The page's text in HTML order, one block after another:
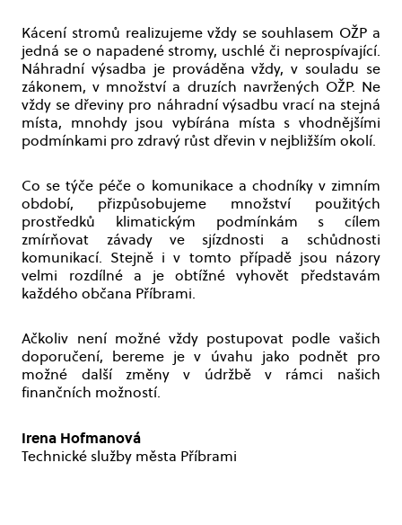
Kácení stromů realizujeme vždy se souhlasem OŽP a
jedná se o napadené stromy, uschlé či neprospívající.
Náhradní výsadba je prováděna vždy, v souladu se
zákonem, v množství a druzích navržených OŽP. Ne
vždy se dřeviny pro náhradní výsadbu vrací na stejná
místa, mnohdy jsou vybírána místa s vhodnějšími
podmínkami pro zdravý růst dřevin v nejbližším okolí.
Co se týče péče o komunikace a chodníky v zimním
období, přizpůsobujeme množství použitých
prostředků klimatickým podmínkám s cílem
zmírňovat závady ve sjízdnosti a schůdnosti
komunikací. Stejně i v tomto případě jsou názory
velmi rozdílné a je obtížné vyhovět představám
každého občana Příbrami.
Ačkoliv není možné vždy postupovat podle vašich
doporučení, bereme je v úvahu jako podnět pro
možné další změny v údržbě v rámci našich
finančních možností.
Irena Hofmanová
Technické služby města Příbrami